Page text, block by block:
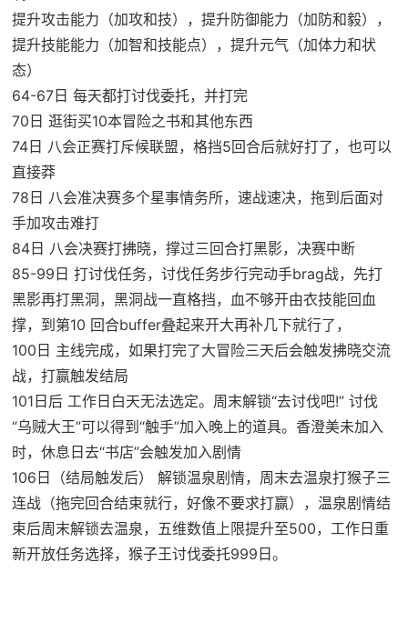
提升攻击能力（加攻和技），提升防御能力（加防和毅），
提升技能能力（加智和技能点），提升元气（加体力和状
态）
64-67日 每天都打讨伐委托，并打完
70日 逛街买10本冒险之书和其他东西
74日 八会正赛打斥候联盟，格挡5回合后就好打了，也可以
直接莽
78日 八会准决赛多个星事情务所，速战速决，拖到后面对
手加攻击难打
84日 八会决赛打拂晓，撑过三回合打黑影，决赛中断
85-99日 打讨伐任务，讨伐任务步行完动手brag战，先打
黑影再打黑洞，黑洞战一直格挡，血不够开由衣技能回血
撑，到第10 回合buffer叠起来开大再补几下就行了，
100日 主线完成，如果打完了大冒险三天后会触发拂晓交流
战，打赢触发结局
101日后 工作日白天无法选定。周末解锁“去讨伐吧!” 讨伐
“乌贼大王”可以得到“触手”加入晚上的道具。香澄美未加入
时，休息日去“书店”会触发加入剧情
106日（结局触发后） 解锁温泉剧情，周末去温泉打猴子三
连战（拖完回合结束就行，好像不要求打赢），温泉剧情结
束后周末解锁去温泉，五维数值上限提升至500，工作日重
新开放任务选择，猴子王讨伐委托999日。